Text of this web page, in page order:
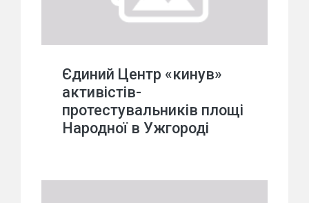
Єдиний Центр «кинув»
активістів-
протестувальників площі
Народної в Ужгороді